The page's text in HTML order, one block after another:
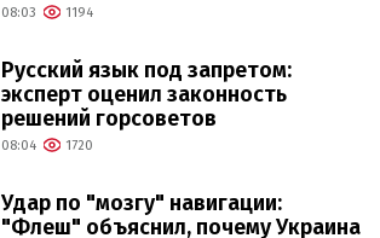
08:03 1194
Русский язык под запретом:
эксперт оценил законность
решений горсоветов
08:04 1720
Удар по "мозгу" навигации:
"Флеш" объяснил, почему Украина